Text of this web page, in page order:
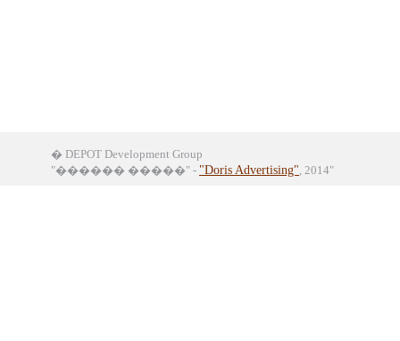
� DEPOT Development Group
"������ �����" - "Doris Advertising", 2014"